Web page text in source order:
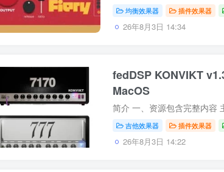
均衡效果器 插件效果器
26年8月3日 14:34
fedDSP KONVIKT
MacOS
吉他效果器 插件效果器
26年8月3日 14:22